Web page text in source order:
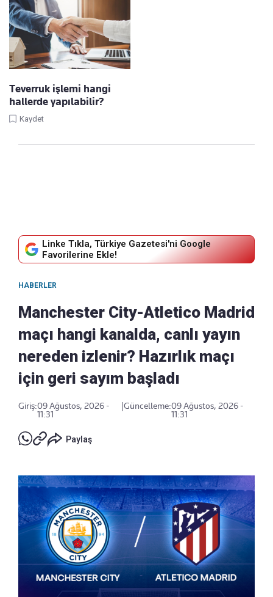
Teverruk işlemi hangi
hallerde yapılabilir?
Kaydet
Linke Tıkla, Türkiye Gazetesi'ni Google
Favorilerine Ekle!
HABERLER
Manchester City-Atletico Madrid
maçı hangi kanalda, canlı yayın
nereden izlenir? Hazırlık maçı
için geri sayım başladı
Giriş:09 Ağustos, 2026 -
11:31
Güncelleme:09 Ağustos, 2026 -
11:31
Paylaş